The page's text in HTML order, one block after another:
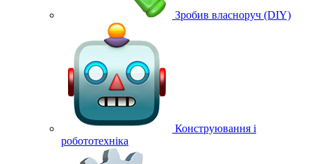
Зробив власноруч (DIY)
Конструювання і
робототехніка